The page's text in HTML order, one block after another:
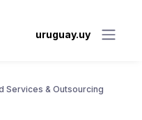
uruguay.uy
Services & Outsourcing